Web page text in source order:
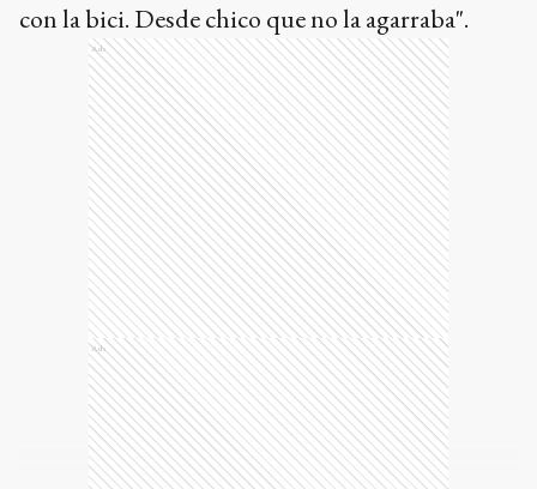
con la bici. Desde chico que no la agarraba".
Ads
Ads